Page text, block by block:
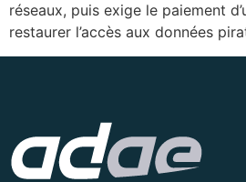
réseaux, puis exige le paiement
restaurer l’accès aux données